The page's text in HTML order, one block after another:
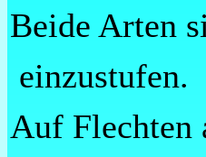
Beide Arten
einzustufen.
Auf Flechten